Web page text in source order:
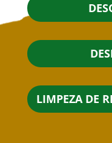
LIMPEZA DE